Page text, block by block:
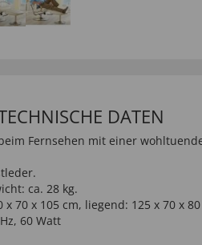
DATEN
Fernsehen mit einer
ca. 28 kg.
x 70 x 105 cm, liegend: 125 x 70 x
60 Watt